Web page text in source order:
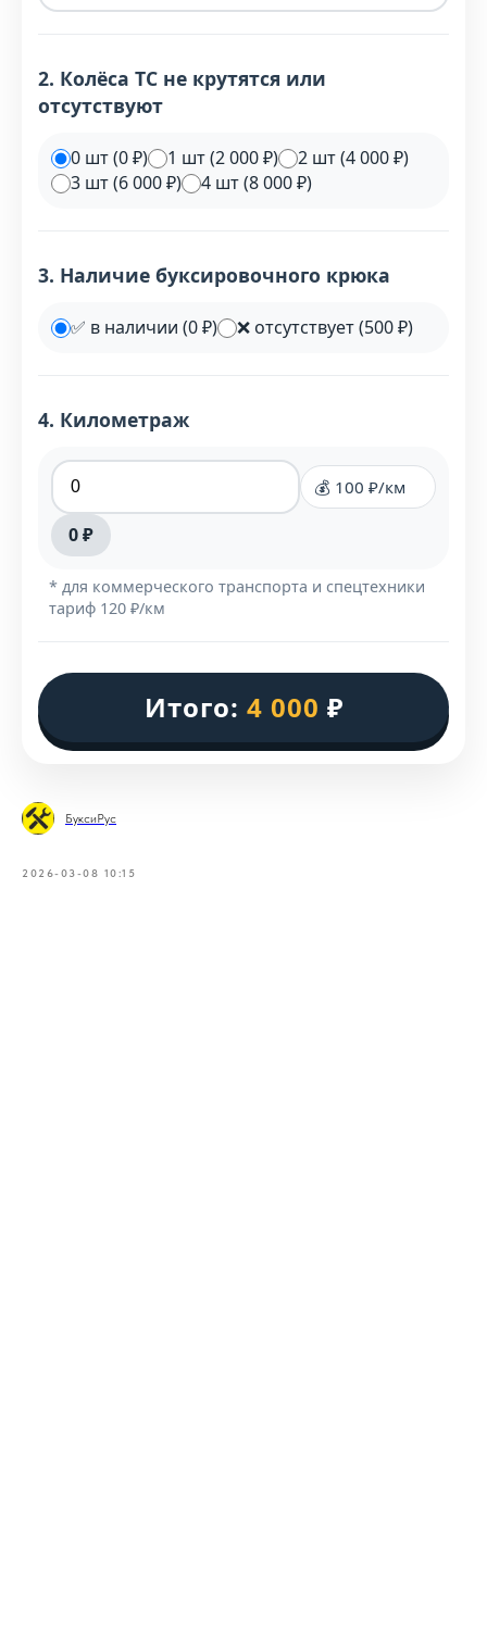
2. Колёса ТС не крутятся или
отсутствуют
0 шт (0 ₽) 1 шт (2 000 ₽)
2 шт (4 000 ₽)
3 шт (6 000 ₽)
4 шт (8 000 ₽)
3. Наличие буксировочного крюка
✅ в наличии (0 ₽) ❌ отсутствует (500 ₽)
4. Километраж
💰 100 ₽/км
0 ₽
* для коммерческого транспорта и спецтехники
тариф 120 ₽/км
Итого: 4 000 ₽
БуксиРус
2026-03-08 10:15